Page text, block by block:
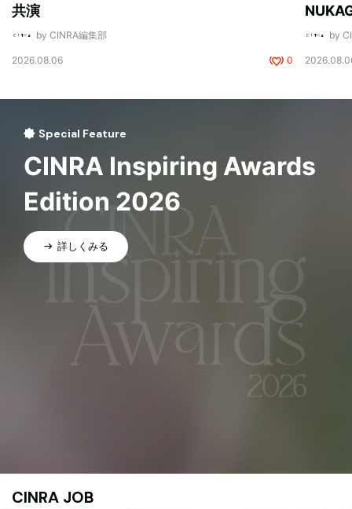
共演
by CINRA編集部
2026.08.06 0
by
Special Feature
CINRA Inspiring Awards
Edition 2026
詳しくみる
CINRA JOB